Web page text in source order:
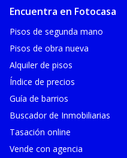
Encuentra en Fotocasa
Pisos de segunda mano
Pisos de obra nueva
Alquiler de pisos
Índice de precios
Guía de barrios
Buscador de Inmobiliarias
Tasación online
Vende con agencia